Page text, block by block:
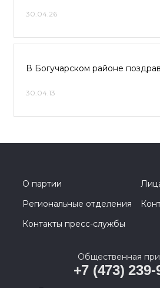
30.04.26
В Богучарском районе
30.04.13
О партии
Региональные отделения
Контакты пресс-службы
Общественная
+7 (473) 239-